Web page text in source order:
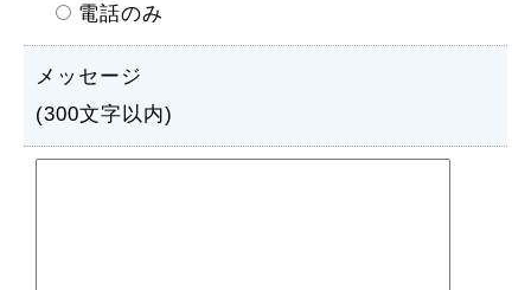
電話のみ
メッセージ
(300文字以内)